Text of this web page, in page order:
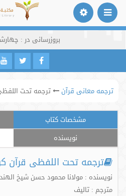
بروزرسانی در : چهارشنبه, 07
ترجمه‌ معانی قرآن ترجمه تحت
مشخصات کتاب
نویسنده
ترجمه تحت اللفظی قرآن
نویسنده : مولانا محمود حسن شیخ الهند
مترجم : تالیف